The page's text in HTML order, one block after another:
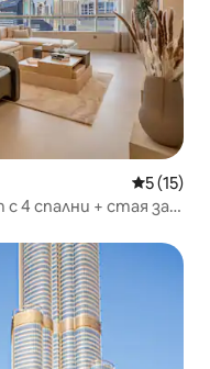
Средна
5 (15)
4 спални + стая за